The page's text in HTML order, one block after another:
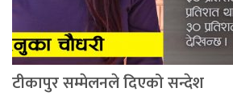
टीकापुर सम्मेलनले दिएको सन्देश